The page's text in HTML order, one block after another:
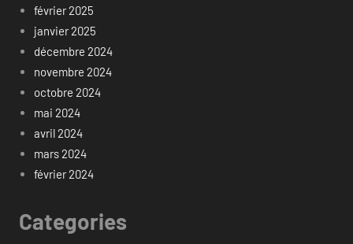
février 2025
janvier 2025
décembre 2024
novembre 2024
octobre 2024
mai 2024
avril 2024
mars 2024
février 2024
Categories